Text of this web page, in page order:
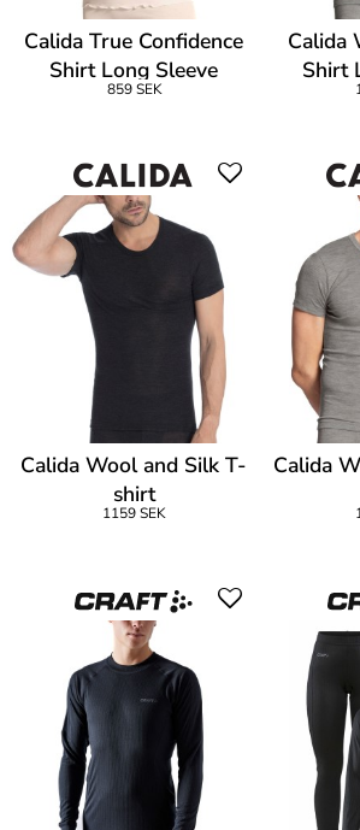
Calida True Confidence
Shirt Long Sleeve
859 SEK
Calida
Shirt
Calida Wool and Silk T-
shirt
1159 SEK
Calida